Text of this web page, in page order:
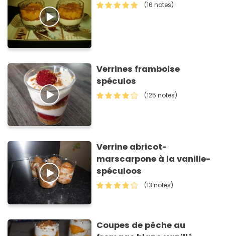
(16 notes)
Verrines framboise
spéculos
(125 notes)
Verrine abricot-
marscarpone à la vanille-
spéculoos
(13 notes)
Coupes de pêche au